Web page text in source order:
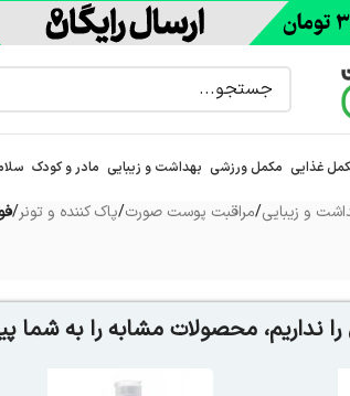
غذایی مکمل ورزشی بهداشت و زیبایی مادر و کودک
و زیبایی/مراقبت پوست صورت/پاک کننده و تونر/
نداریم، محصولات مشابه را به شما